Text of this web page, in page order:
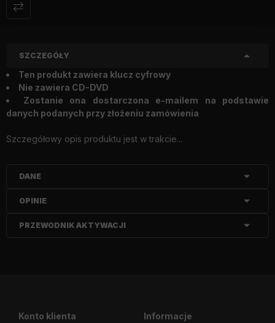
SZCZEGÓŁY
Ten produkt zawiera klucz cyfrowy
Nie zawiera CD-DVD
Zostanie ona dostarczona e-mailem na podstawie
danych podanych przy złożeniu zamówienia
Szczegółowy opis produktu jest w trakcie...
DANE
OPINIE
PRZEWODNIK AKTYWACJI
Konto klienta Informacje